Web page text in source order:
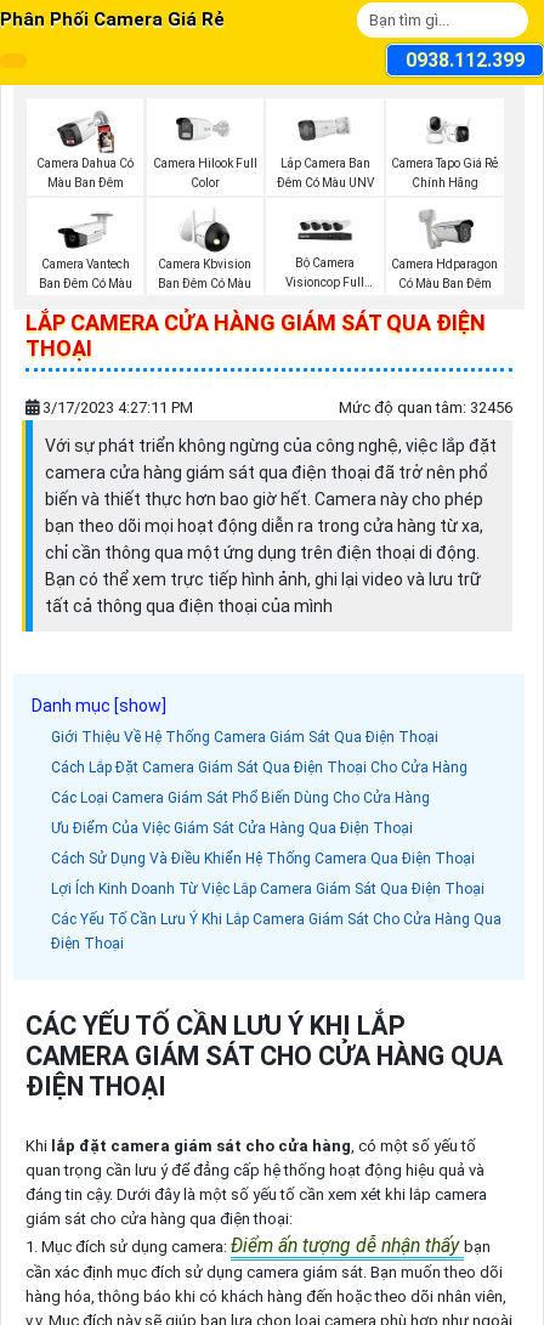
Phân Phối Camera Giá Rẻ
0938.112.399
Camera Dahua Có
Màu Ban Đêm
Camera Hilook Full
Color
Lắp Camera Ban
Đêm Có Màu UNV
Camera Tapo Giá Rẻ
Chính Hãng
Camera Vantech
Ban Đêm Có Màu
Camera Kbvision
Ban Đêm Có Màu
Bộ Camera
Visioncop Full
Camera Hdparagon
Có Màu Ban Đêm
LẮP CAMERA CỬA HÀNG GIÁM SÁT QUA ĐIỆN
THOẠI
3/17/2023 4:27:11 PM Mức độ quan tâm: 32456
Với sự phát triển không ngừng của công nghệ, việc lắp đặt
camera cửa hàng giám sát qua điện thoại đã trở nên phổ
biến và thiết thực hơn bao giờ hết. Camera này cho phép
bạn theo dõi mọi hoạt động diễn ra trong cửa hàng từ xa,
chỉ cần thông qua một ứng dụng trên điện thoại di động.
Bạn có thể xem trực tiếp hình ảnh, ghi lại video và lưu trữ
tất cả thông qua điện thoại của mình
Giới Thiệu Về Hệ Thống Camera Giám Sát Qua Điện Thoại
Cách Lắp Đặt Camera Giám Sát Qua Điện Thoại Cho Cửa Hàng
Các Loại Camera Giám Sát Phổ Biến Dùng Cho Cửa Hàng
Ưu Điểm Của Việc Giám Sát Cửa Hàng Qua Điện Thoại
Cách Sử Dụng Và Điều Khiển Hệ Thống Camera Qua Điện Thoại
Lợi Ích Kinh Doanh Từ Việc Lắp Camera Giám Sát Qua Điện Thoại
Các Yếu Tố Cần Lưu Ý Khi Lắp Camera Giám Sát Cho Cửa Hàng Qua
Điện Thoại
CÁC YẾU TỐ CẦN LƯU Ý KHI LẮP
CAMERA GIÁM SÁT CHO CỬA HÀNG QUA
ĐIỆN THOẠI
Khi lắp đặt camera giám sát cho cửa hàng , có một số yếu tố
quan trọng cần lưu ý để đẳng cấp hệ thống hoạt động hiệu quả và
đáng tin cậy. Dưới đây là một số yếu tố cần xem xét khi lắp camera
giám sát cho cửa hàng qua điện thoại:
1. Mục đích sử dụng camera: Điểm ấn tượng dễ nhận thấy bạn
cần xác định mục đích sử dụng camera giám sát. Bạn muốn theo dõi
hàng hóa, thông báo khi có khách hàng đến hoặc theo dõi nhân viên,
v.v. Mục đích này sẽ giúp bạn lựa chọn loại camera phù hợp như ngoài